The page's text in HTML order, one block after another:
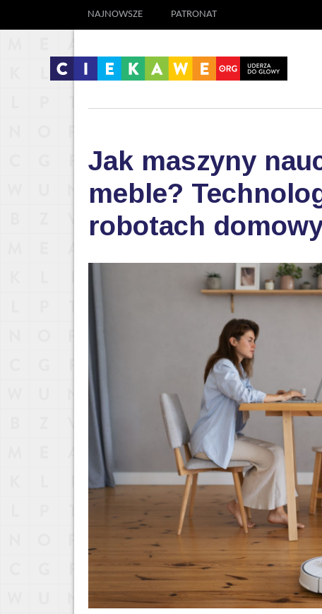
NAJNOWSZE PATRONAT
Jak maszyny
meble?
robotach